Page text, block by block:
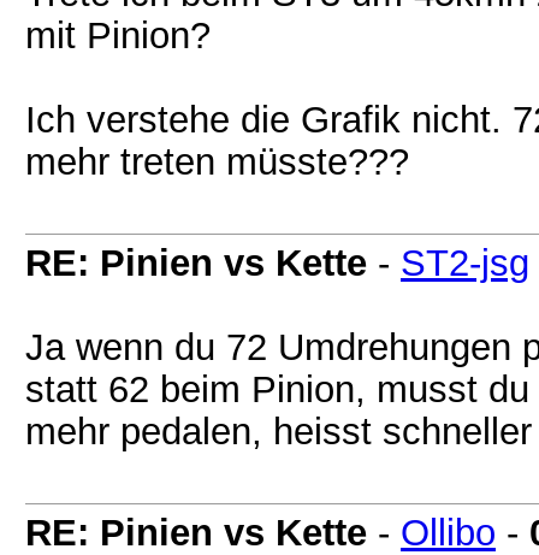
mit Pinion?
Ich verstehe die Grafik nicht.
mehr treten müsste???
RE: Pinien vs Kette - ST2-jsg
Ja wenn du 72 Umdrehungen
statt 62 beim Pinion, musst
mehr pedalen, heisst
RE: Pinien vs Kette - Ollibo -